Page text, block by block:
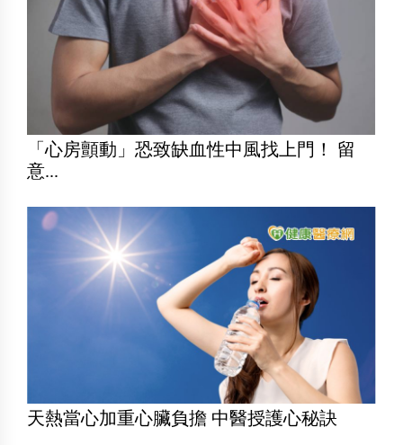
「心房顫動」恐致缺血性中風找上門！ 留
意...
天熱當心加重心臟負擔 中醫授護心秘訣